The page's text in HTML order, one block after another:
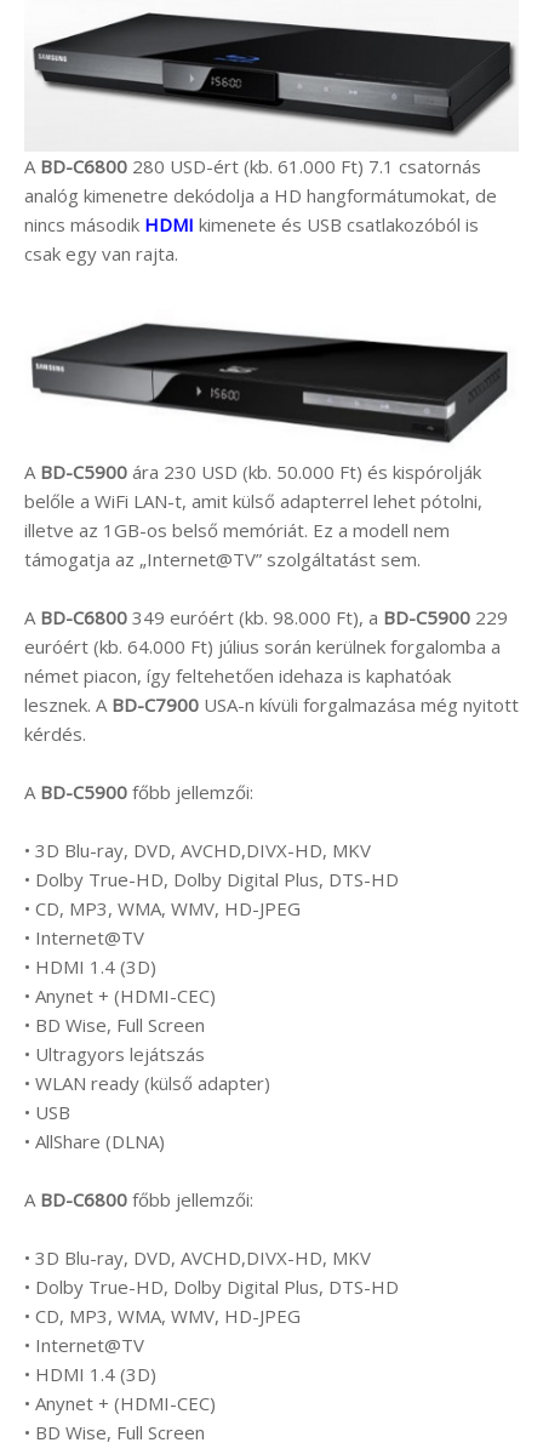
A BD-C6800 280 USD-ért (kb. 61.000 Ft) 7.1 csatornás
analóg kimenetre dekódolja a HD hangformátumokat, de
nincs második HDMI kimenete és USB csatlakozóból is
csak egy van rajta.
A BD-C5900 ára 230 USD (kb. 50.000 Ft) és kispórolják
belőle a WiFi LAN-t, amit külső adapterrel lehet pótolni,
illetve az 1GB-os belső memóriát. Ez a modell nem
támogatja az „Internet@TV” szolgáltatást sem.
A BD-C6800 349 euróért (kb. 98.000 Ft), a BD-C5900 229
euróért (kb. 64.000 Ft) július során kerülnek forgalomba a
német piacon, így feltehetően idehaza is kaphatóak
lesznek. A BD-C7900 USA-n kívüli forgalmazása még nyitott
kérdés.
A BD-C5900 főbb jellemzői:
• 3D Blu-ray, DVD, AVCHD,DIVX-HD, MKV
• Dolby True-HD, Dolby Digital Plus, DTS-HD
• CD, MP3, WMA, WMV, HD-JPEG
• Internet@TV
• HDMI 1.4 (3D)
• Anynet + (HDMI-CEC)
• BD Wise, Full Screen
• Ultragyors lejátszás
• WLAN ready (külső adapter)
• USB
• AllShare (DLNA)
A BD-C6800 főbb jellemzői:
• 3D Blu-ray, DVD, AVCHD,DIVX-HD, MKV
• Dolby True-HD, Dolby Digital Plus, DTS-HD
• CD, MP3, WMA, WMV, HD-JPEG
• Internet@TV
• HDMI 1.4 (3D)
• Anynet + (HDMI-CEC)
• BD Wise, Full Screen